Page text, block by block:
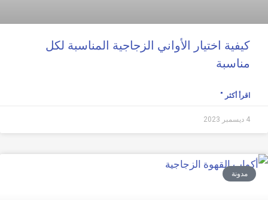
كيفية اختيار الأواني الزجاجية المناسبة لكل
مناسبة
اقرأ أكثر "
4 ديسمبر 2023
مدونة